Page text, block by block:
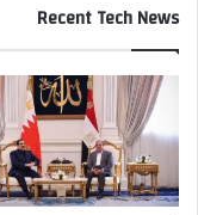
Recent Tech News